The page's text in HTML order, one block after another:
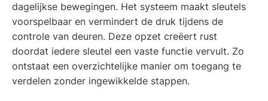
dagelijkse bewegingen. Het systeem maakt sleutels
voorspelbaar en vermindert de druk tijdens de
controle van deuren. Deze opzet creëert rust
doordat iedere sleutel een vaste functie vervult. Zo
ontstaat een overzichtelijke manier om toegang te
verdelen zonder ingewikkelde stappen.